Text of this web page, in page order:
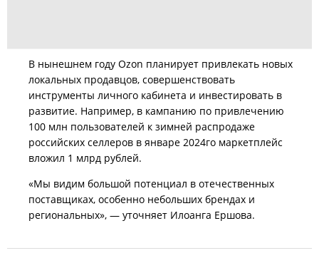
В нынешнем году Ozon планирует привлекать новых
локальных продавцов, совершенствовать
инструменты личного кабинета и инвестировать в
развитие. Например, в кампанию по привлечению
100 млн пользователей к зимней распродаже
российских селлеров в январе 2024го маркетплейс
вложил 1 млрд рублей.
«Мы видим большой потенциал в отечественных
поставщиках, особенно небольших брендах и
региональных», — уточняет Илоанга Ершова.